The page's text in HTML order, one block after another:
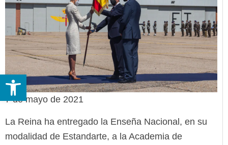
7 de mayo de 2021
La Reina ha entregado la Enseña Nacional, en su
modalidad de Estandarte, a la Academia de
Abrir barra de herramientas